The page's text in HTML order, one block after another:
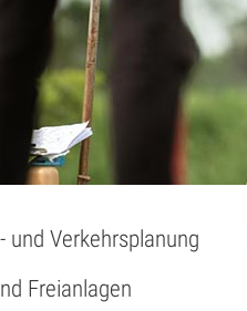
und Verkehrsplanung
Freianlagen